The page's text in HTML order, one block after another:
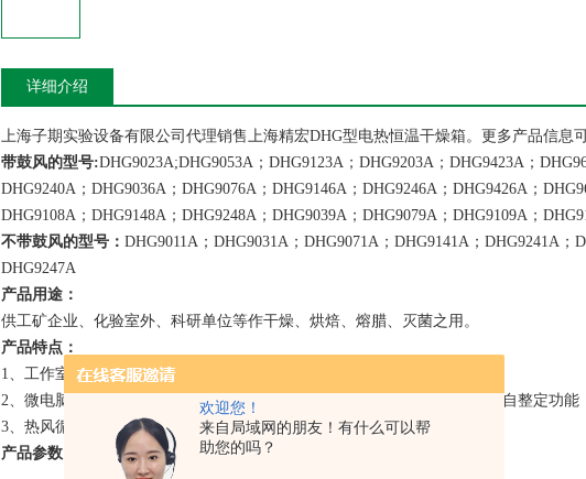
欢迎您！
来自局域网的朋友！有什么可以帮
助您的吗？
详细介绍
上海子期实验设备有限公司代理销售上海精宏DHG型电热恒温干燥箱。更多产品信息
带鼓风的型号:DHG9023A;DHG9053A；DHG9123A；DHG9203A；DHG9423A；
DHG9240A；DHG9036A；DHG9076A；DHG9146A；DHG9246A；DHG9426A；
DHG9108A；DHG9148A；DHG9248A；DHG9039A；DHG9079A；DHG9109A；
不带鼓风的型号： DHG9011A；DHG9031A；DHG9071A；DHG9141A；DHG9241A；
DHG9247A
产品用途：
供工矿企业、化验室外、科研单位等作干燥、烘焙、熔腊、灭菌之用。
产品特点：
1、工作室采用优质钢板或不锈钢板。
2、微电脑智慧控温仪，具有设定，测定温度双数字显、定时、功率抑制和自整定功能
3、热风循环系统由低噪声风机和风道组成，工作室内温度均匀。
产品参数：